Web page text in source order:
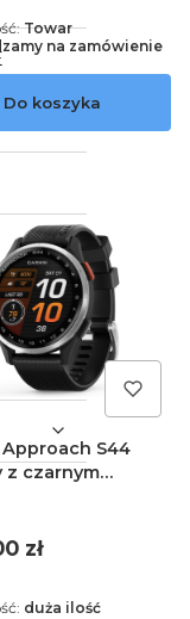
Do koszyka
Towar
na zamówienie
Approach S44
z czarnym
paskiem 010-
zł
duża ilość